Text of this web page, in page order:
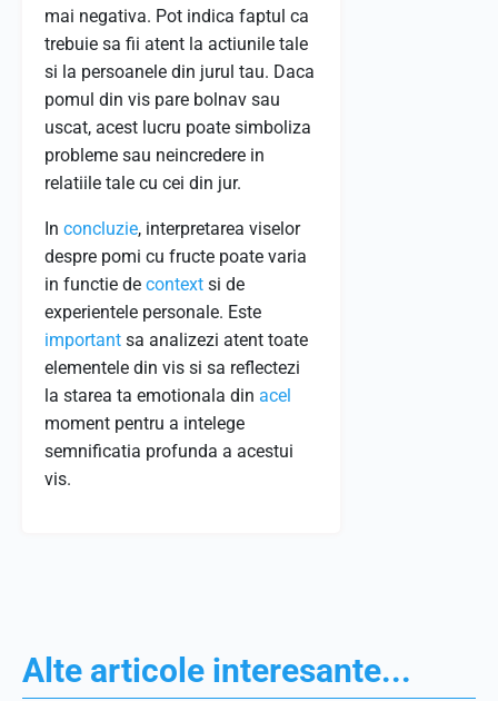
mai negativa. Pot indica faptul ca
trebuie sa fii atent la actiunile tale
si la persoanele din jurul tau. Daca
pomul din vis pare bolnav sau
uscat, acest lucru poate simboliza
probleme sau neincredere in
relatiile tale cu cei din jur.
In concluzie, interpretarea viselor
despre pomi cu fructe poate varia
in functie de context si de
experientele personale. Este
important sa analizezi atent toate
elementele din vis si sa reflectezi
la starea ta emotionala din acel
moment pentru a intelege
semnificatia profunda a acestui
vis.
Alte articole interesante...